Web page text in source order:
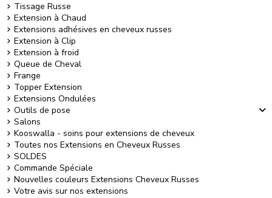
Tissage Russe
Extension à Chaud
Extensions adhésives en cheveux russes
Extension à Clip
Extension à froid
Queue de Cheval
Frange
Topper Extension
Extensions Ondulées
Outils de pose
Salons
Kooswalla - soins pour extensions de cheveux
Toutes nos Extensions en Cheveux Russes
SOLDES
Commande Spéciale
Nouvelles couleurs Extensions Cheveux Russes
Votre avis sur nos extensions